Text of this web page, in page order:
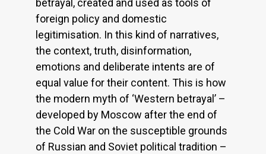
betrayal, created and used as tools of
foreign policy and domestic
legitimisation. In this kind of narratives,
the context, truth, disinformation,
emotions and deliberate intents are of
equal value for their content. This is how
the modern myth of ‘Western betrayal’ –
developed by Moscow after the end of
the Cold War on the susceptible grounds
of Russian and Soviet political tradition –